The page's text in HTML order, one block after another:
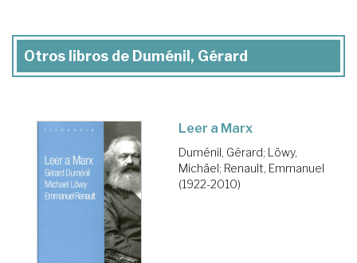
Otros libros de Duménil, Gérard
Leer a Marx
Duménil, Gérard; Löwy,
Michäel; Renault, Emmanuel
(1922-2010)